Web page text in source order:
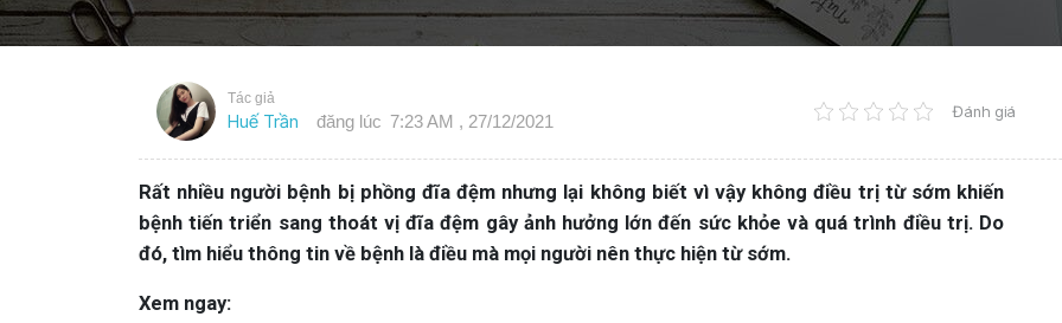
Tác giả
Huế Trần đăng lúc 7:23 AM , 27/12/2021 Đánh giá
Rất nhiều người bệnh bị phồng đĩa đệm nhưng lại không biết vì vậy không điều trị từ sớm khiến
bệnh tiến triển sang thoát vị đĩa đệm gây ảnh hưởng lớn đến sức khỏe và quá trình điều trị. Do
đó, tìm hiểu thông tin về bệnh là điều mà mọi người nên thực hiện từ sớm.
Xem ngay: